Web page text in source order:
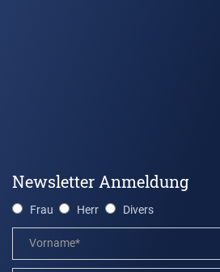
Newsletter Anmeldung
Frau Herr Divers